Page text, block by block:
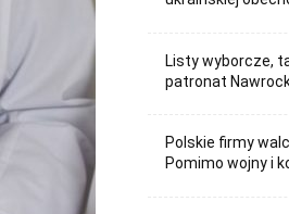
Listy wyborcze,
patronat
Polskie firmy
Pomimo wojny i